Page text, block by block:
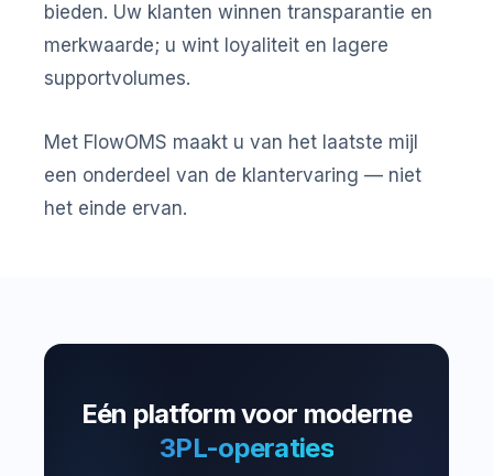
bieden. Uw klanten winnen transparantie en
merkwaarde; u wint loyaliteit en lagere
supportvolumes.
Met FlowOMS maakt u van het laatste mijl
een onderdeel van de klantervaring — niet
het einde ervan.
Eén platform voor moderne
3PL-operaties